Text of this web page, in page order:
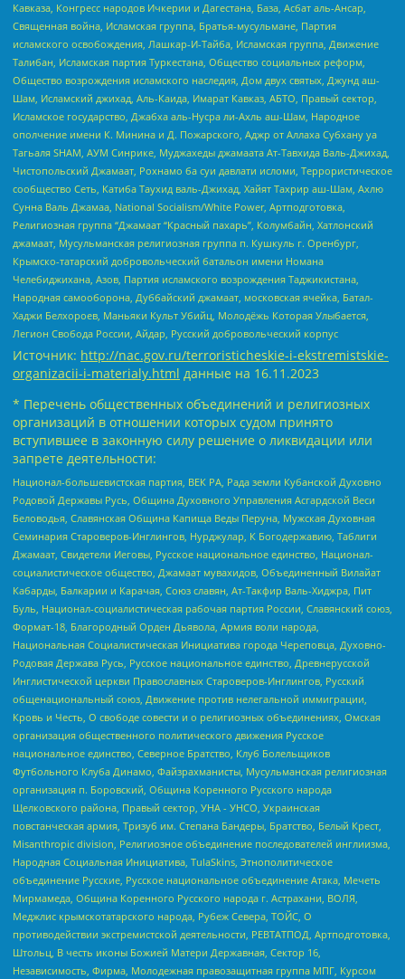
Кавказа, Конгресс народов Ичкерии и Дагестана, База, Асбат аль-Ансар,
Священная война, Исламская группа, Братья-мусульмане, Партия
исламского освобождения, Лашкар-И-Тайба, Исламская группа, Движение
Талибан, Исламская партия Туркестана, Общество социальных реформ,
Общество возрождения исламского наследия, Дом двух святых, Джунд аш-
Шам, Исламский джихад, Аль-Каида, Имарат Кавказ, АБТО, Правый сектор,
Исламское государство, Джабха аль-Нусра ли-Ахль аш-Шам, Народное
ополчение имени К. Минина и Д. Пожарского, Аджр от Аллаха Субхану уа
Тагьаля SHAM, АУМ Синрике, Муджахеды джамаата Ат-Тавхида Валь-Джихад,
Чистопольский Джамаат, Рохнамо ба суи давлати исломи, Террористическое
сообщество Сеть, Катиба Таухид валь-Джихад, Хайят Тахрир аш-Шам, Ахлю
Сунна Валь Джамаа, National Socialism/White Power, Артподготовка,
Религиозная группа “Джамаат “Красный пахарь”, Колумбайн, Хатлонский
джамаат, Мусульманская религиозная группа п. Кушкуль г. Оренбург,
Крымско-татарский добровольческий батальон имени Номана
Челебиджихана, Азов, Партия исламского возрождения Таджикистана,
Народная самооборона, Дуббайский джамаат, московская ячейка, Батал-
Хаджи Белхороев, Маньяки Культ Убийц, Молодёжь Которая Улыбается,
Легион Свобода России, Айдар, Русский добровольческий корпус
Источник: http://nac.gov.ru/terroristicheskie-i-ekstremistskie-
organizacii-i-materialy.html данные на 16.11.2023
* Перечень общественных объединений и религиозных
организаций в отношении которых судом принято
вступившее в законную силу решение о ликвидации или
запрете деятельности:
Национал-большевистская партия, ВЕК РА, Рада земли Кубанской Духовно
Родовой Державы Русь, Община Духовного Управления Асгардской Веси
Беловодья, Славянская Община Капища Веды Перуна, Мужская Духовная
Семинария Староверов-Инглингов, Нурджулар, К Богодержавию, Таблиги
Джамаат, Свидетели Иеговы, Русское национальное единство, Национал-
социалистическое общество, Джамаат мувахидов, Объединенный Вилайат
Кабарды, Балкарии и Карачая, Союз славян, Ат-Такфир Валь-Хиджра, Пит
Буль, Национал-социалистическая рабочая партия России, Славянский союз,
Формат-18, Благородный Орден Дьявола, Армия воли народа,
Национальная Социалистическая Инициатива города Череповца, Духовно-
Родовая Держава Русь, Русское национальное единство, Древнерусской
Инглистической церкви Православных Староверов-Инглингов, Русский
общенациональный союз, Движение против нелегальной иммиграции,
Кровь и Честь, О свободе совести и о религиозных объединениях, Омская
организация общественного политического движения Русское
национальное единство, Северное Братство, Клуб Болельщиков
Футбольного Клуба Динамо, Файзрахманисты, Мусульманская религиозная
организация п. Боровский, Община Коренного Русского народа
Щелковского района, Правый сектор, УНА - УНСО, Украинская
повстанческая армия, Тризуб им. Степана Бандеры, Братство, Белый Крест,
Misanthropic division, Религиозное объединение последователей инглиизма,
Народная Социальная Инициатива, TulaSkins, Этнополитическое
объединение Русские, Русское национальное объединение Атака, Мечеть
Мирмамеда, Община Коренного Русского народа г. Астрахани, ВОЛЯ,
Меджлис крымскотатарского народа, Рубеж Севера, ТОЙС, О
противодействии экстремистской деятельности, РЕВТАТПОД, Артподготовка,
Штольц, В честь иконы Божией Матери Державная, Сектор 16,
Независимость, Фирма, Молодежная правозащитная группа МПГ, Курсом